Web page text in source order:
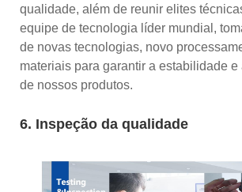
qualidade, além de reunir elites
equipe de tecnologia líder mundial,
de novas tecnologias, novo
materiais para garantir a estabilidade
de nossos produtos.
6. Inspeção da qualidade